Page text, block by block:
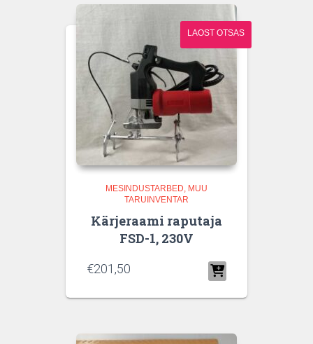
LAOST OTSAS
MESINDUSTARBED
MUU
TARUINVENTAR
Kärjeraami raputaja
FSD-1, 230V
€201,50